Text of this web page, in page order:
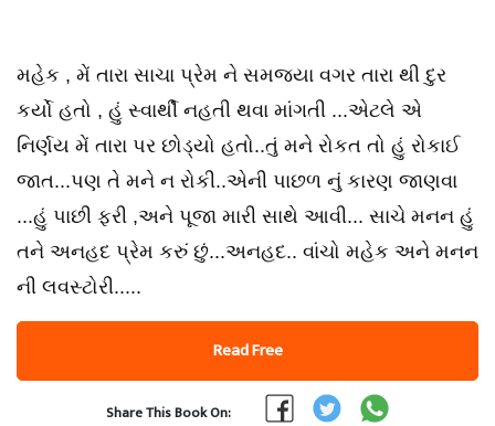
મહેક , મેં તારા સાચા પ્રેમ ને સમજ્યા વગર તારા થી દુર
કર્યો હતો , હું સ્વાર્થી નહતી થવા માંગતી ...એટલે એ
નિર્ણય મેં તારા પર છોડ્યો હતો..તું મને રોકત તો હું રોકાઈ
જાત...પણ તે મને ન રોકી..એની પાછળ નું કારણ જાણવા
...હું પાછી ફરી ,અને પૂજા મારી સાથે આવી... સાચે મનન હું
તને અનહદ પ્રેમ કરું છું...અનહદ.. વાંચો મહેક અને મનન
ની લવસ્ટોરી.....
Read Free
Share This Book On: